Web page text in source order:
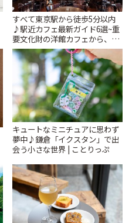
すべて東京駅から徒歩5分以内
♪駅近カフェ最新ガイド6選~重
要文化財の洋館カフェから、改
札すぐのレトロ喫茶まで~ | こと
りっぷ
キュートなミニチュアに思わず
夢中♪鎌倉「イクスタン」で出
会う小さな世界 | ことりっぷ